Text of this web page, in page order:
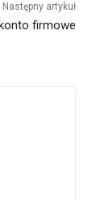
Następny artykuł
firmowe